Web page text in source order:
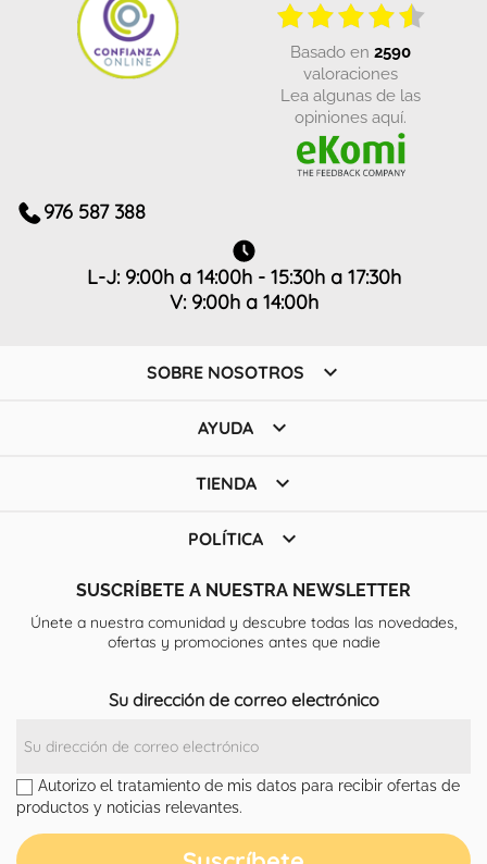
basado en 2590
valoraciones
Lea algunas de las
opiniones aquí.
976 587 388
L-J: 9:00h a 14:00h - 15:30h a 17:30h
V: 9:00h a 14:00h
SOBRE NOSOTROS 
AYUDA 
TIENDA 
POLÍTICA 
SUSCRÍBETE A NUESTRA NEWSLETTER
Únete a nuestra comunidad y descubre todas las novedades,
ofertas y promociones antes que nadie
Su dirección de correo electrónico
Autorizo el tratamiento de mis datos para recibir ofertas de
productos y noticias relevantes.